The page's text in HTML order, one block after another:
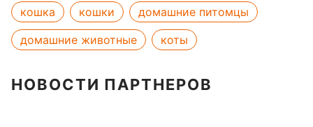
кошка кошки
домашние питомцы
домашние животные
коты
НОВОСТИ ПАРТНЕРОВ